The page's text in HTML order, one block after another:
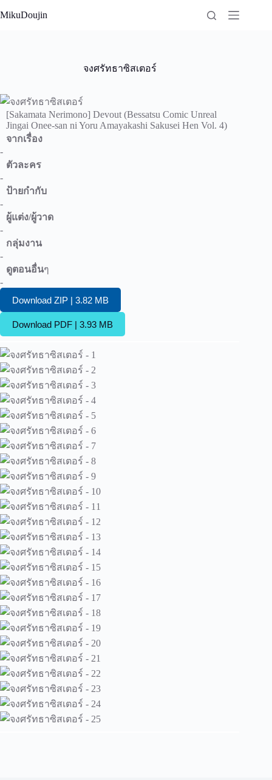
to
MikuDoujin
จงศรัทธาซิสเตอร์
[Sakamata Nerimono] Devout (Bessatsu Comic Unreal
Jingai Onee-san ni Yoru Amayakashi Sakusei Hen Vol. 4)
จากเรื่อง
-
ตัวละคร
-
ป้ายกำกับ
-
ผู้แต่ง/ผู้วาด
-
กลุ่มงาน
-
ดูตอนอื่นๆ
-
Download ZIP | 3.82 MB
Download PDF | 3.93 MB